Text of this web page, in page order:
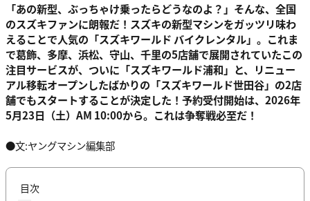
「あの新型、ぶっちゃけ乗ったらどうなのよ？」そんな、全国
のスズキファンに朗報だ！スズキの新型マシンをガッツリ味わ
えることで人気の「スズキワールド バイクレンタル」。これま
で葛飾、多摩、浜松、守山、千里の5店舗で展開されていたこの
注目サービスが、ついに「スズキワールド浦和」と、リニュー
アル移転オープンしたばかりの「スズキワールド世田谷」の2店
舗でもスタートすることが決定した！予約受付開始は、2026年
5月23日（土）AM 10:00から。これは争奪戦必至だ！
●文:ヤングマシン編集部
目次